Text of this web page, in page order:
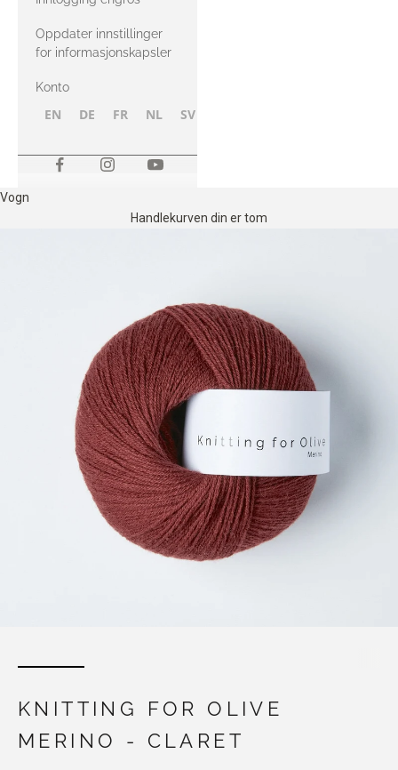
Oppdater innstillinger
for informasjonskapsler
Konto
EN DE FR NL SV
Vogn
Handlekurven din er tom
KNITTING FOR OLIVE
MERINO - CLARET